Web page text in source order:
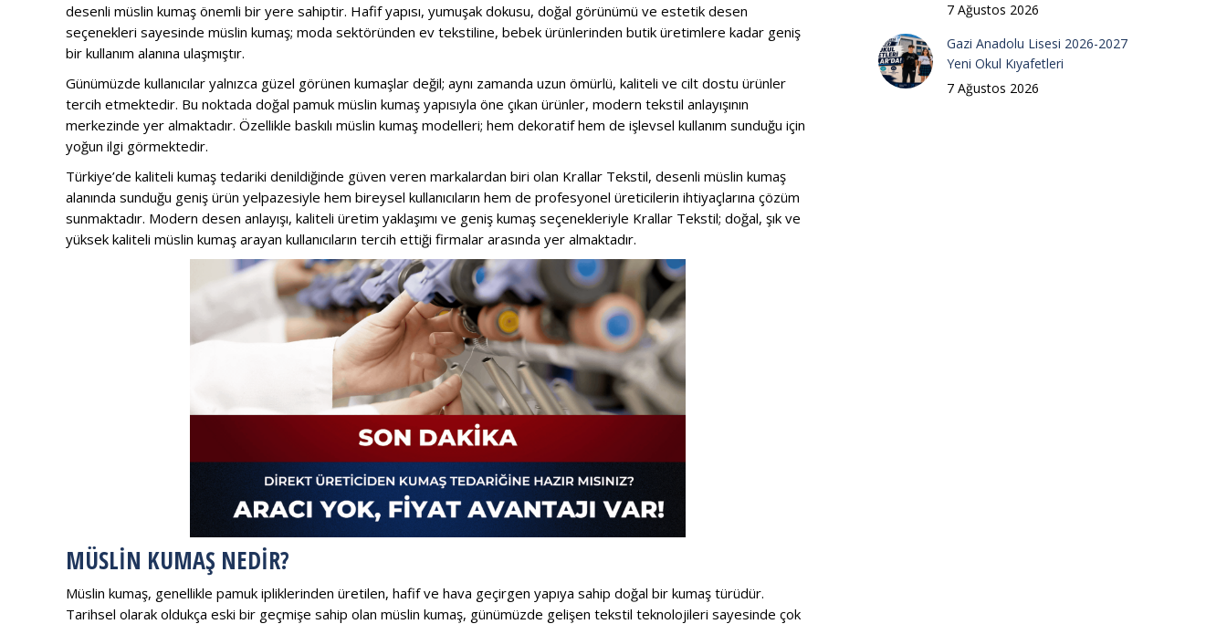
desenli müslin kumaş önemli bir yere sahiptir. Hafif yapısı, yumuşak dokusu, doğal görünümü ve estetik desen
seçenekleri sayesinde müslin kumaş; moda sektöründen ev tekstiline, bebek ürünlerinden butik üretimlere kadar geniş
bir kullanım alanına ulaşmıştır.
Günümüzde kullanıcılar yalnızca güzel görünen kumaşlar değil; aynı zamanda uzun ömürlü, kaliteli ve cilt dostu ürünler
tercih etmektedir. Bu noktada doğal pamuk müslin kumaş yapısıyla öne çıkan ürünler, modern tekstil anlayışının
merkezinde yer almaktadır. Özellikle baskılı müslin kumaş modelleri; hem dekoratif hem de işlevsel kullanım sunduğu için
yoğun ilgi görmektedir.
Türkiye’de kaliteli kumaş tedariki denildiğinde güven veren markalardan biri olan Krallar Tekstil, desenli müslin kumaş
alanında sunduğu geniş ürün yelpazesiyle hem bireysel kullanıcıların hem de profesyonel üreticilerin ihtiyaçlarına çözüm
sunmaktadır. Modern desen anlayışı, kaliteli üretim yaklaşımı ve geniş kumaş seçenekleriyle Krallar Tekstil; doğal, şık ve
yüksek kaliteli müslin kumaş arayan kullanıcıların tercih ettiği firmalar arasında yer almaktadır.
MÜSLIN KUMAŞ NEDIR?
Müslin kumaş, genellikle pamuk ipliklerinden üretilen, hafif ve hava geçirgen yapıya sahip doğal bir kumaş türüdür.
Tarihsel olarak oldukça eski bir geçmişe sahip olan müslin kumaş, günümüzde gelişen tekstil teknolojileri sayesinde çok
7 Ağustos 2026
Gazi Anadolu Lisesi 2026-2027
Yeni Okul Kıyafetleri
7 Ağustos 2026